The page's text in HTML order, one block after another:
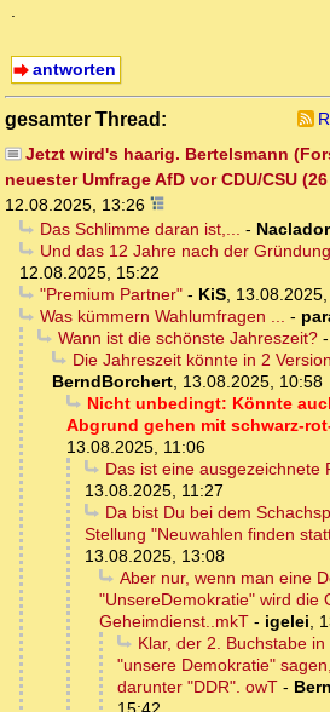
.
antworten
gesamter Thread:
Jetzt wird's haarig. Bertelsmann
neuester Umfrage AfD vor CDU/CSU
12.08.2025, 13:26
Das Schlimme daran ist,... -
Und das 12 Jahre nach der
12.08.2025, 15:22
"Premium Partner"- KiS,
Was kümmern Wahlumfragen ... -
Wann ist die schönste Jahreszeit?-
Die Jahreszeit könnte in 2
BerndBorchert, 13.08.2025, 10:58
Nicht unbedingt: Könnte
Abgrund gehen mit schwarz-
13.08.2025, 11:06
Das ist eine ausgezeichnete
13.08.2025, 11:27
Da bist Du bei dem
Stellung "Neuwahlen finden
13.08.2025, 13:08
Aber nur, wenn man eine
"UnsereDemokratie" wird die
Geheimdienst..mkT - igelei,
Klar, der 2. Buchstabe
"unsere Demokratie"
darunter "DDR". owT -